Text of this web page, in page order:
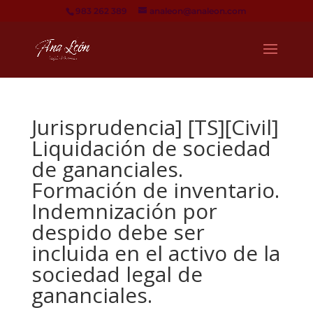
983 262 389 analeon@analeon.com
Jurisprudencia] [TS][Civil]
Liquidación de sociedad
de gananciales.
Formación de inventario.
Indemnización por
despido debe ser
incluida en el activo de la
sociedad legal de
gananciales.